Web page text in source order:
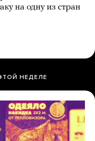
на одну из стран
НЕДЕЛЕ